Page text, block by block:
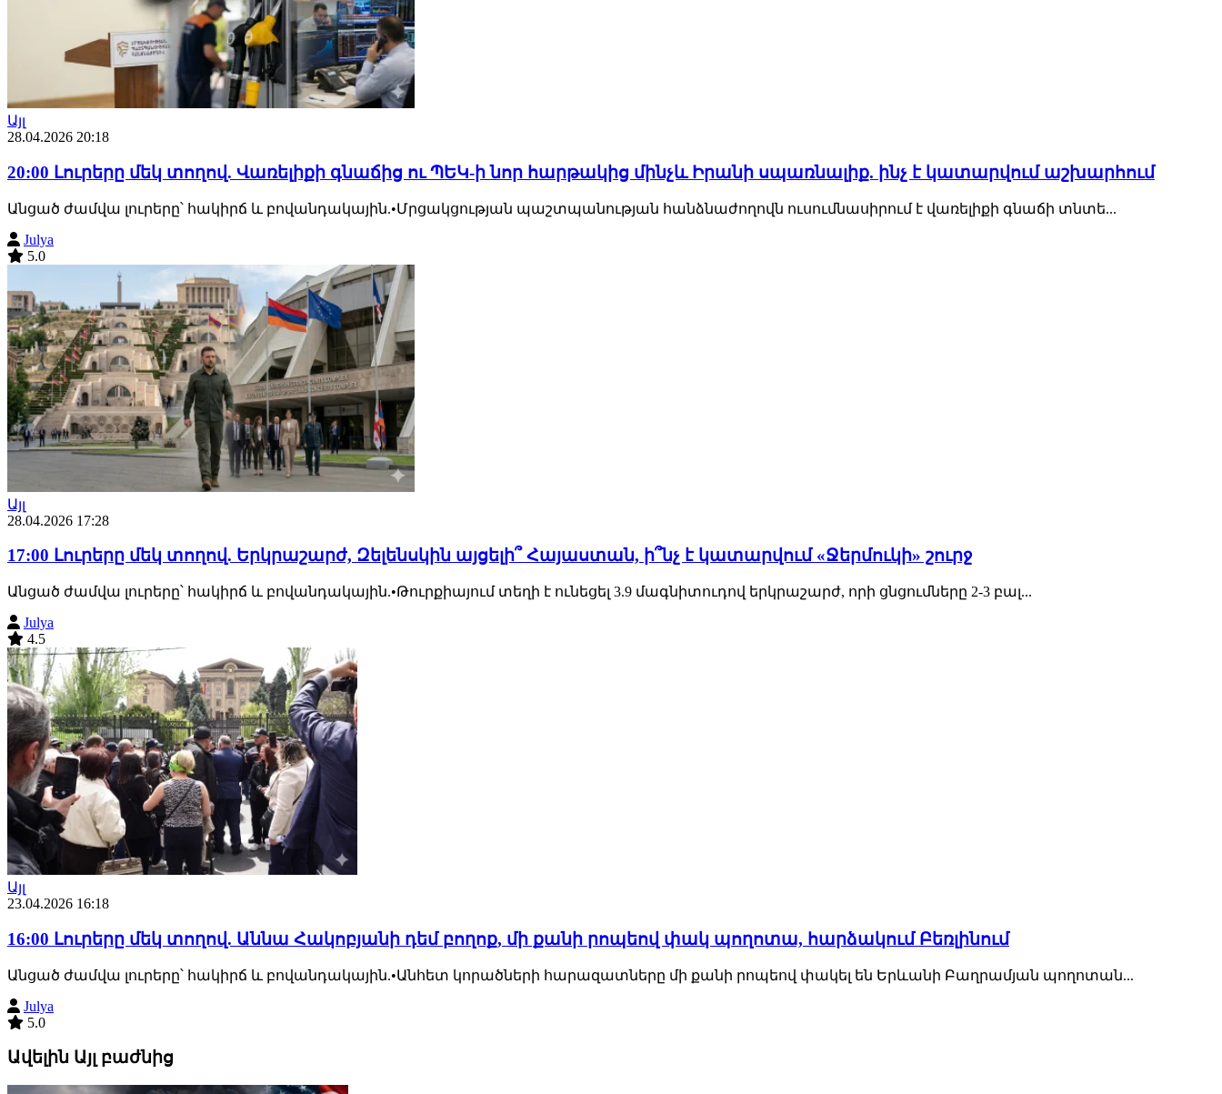
Այլ
28.04.2026 20:18
20:00 Լուրերը մեկ տողով. Վառելիքի գնաճից ու ՊԵԿ-ի նոր հարթակից մինչև Իրանի սպառնալիք. ինչ է կատարվում աշխարհում
Անցած ժամվա լուրերը՝ հակիրճ և բովանդակային.•Մրցակցության պաշտպանության հանձնաժողովն ուսումնասիրում է վառելիքի գնաճի տնտե...
Julya
5.0
Այլ
28.04.2026 17:28
17:00 Լուրերը մեկ տողով. Երկրաշարժ, Զելենսկին այցելի՞ Հայաստան, ի՞նչ է կատարվում «Ջերմուկի» շուրջ
Անցած ժամվա լուրերը՝ հակիրճ և բովանդակային.•Թուրքիայում տեղի է ունեցել 3.9 մագնիտուդով երկրաշարժ, որի ցնցումները 2-3 բալ...
Julya
4.5
Այլ
23.04.2026 16:18
16:00 Լուրերը մեկ տողով. Աննա Հակոբյանի դեմ բողոք, մի քանի րոպեով փակ պողոտա, հարձակում Բեռլինում
Անցած ժամվա լուրերը՝ հակիրճ և բովանդակային.•Անհետ կորածների հարազատները մի քանի րոպեով փակել են Երևանի Բաղրամյան պողոտան...
Julya
5.0
Ավելին Այլ բաժնից